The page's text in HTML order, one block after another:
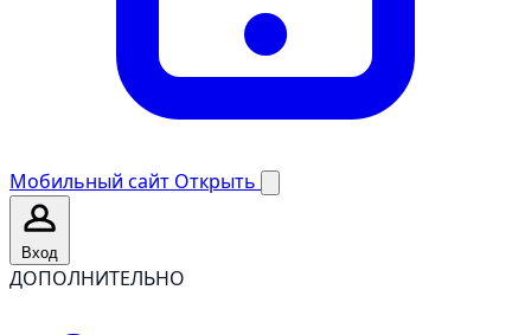
Мобильный сайт Открыть
Вход
ДОПОЛНИТЕЛЬНО